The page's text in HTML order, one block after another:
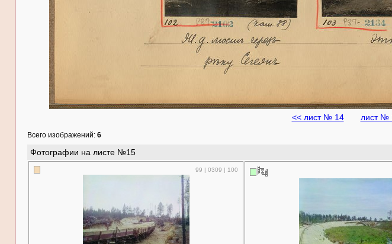
<< лист № 14 лист №
Всего изображений: 6
Фотографии на листе №15
99 | 0309 | 100